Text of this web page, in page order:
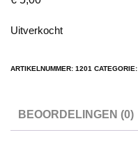
Uitverkocht
ARTIKELNUMMER: 1201 CATEGORIE:
BEOORDELINGEN (0)